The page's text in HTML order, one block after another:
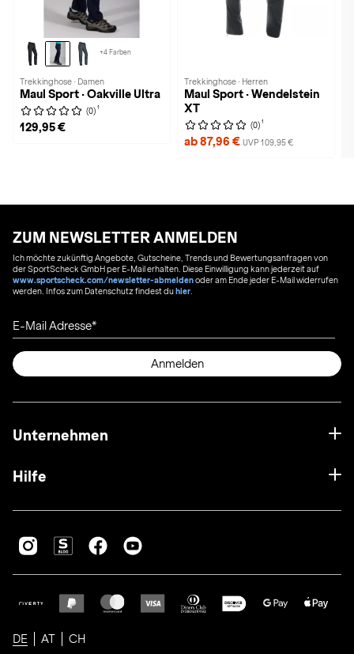
+4 Farben
Trekkinghose · Damen
Maul Sport · Oakville Ultra
(0) 1
129,95 €
Trekkinghose · Herren
Maul Sport · Wendelstein
XT
(0) 1
ab 87,96 € UVP 109,95 €
ZUM NEWSLETTER ANMELDEN
Ich möchte zukünftig Angebote, Gutscheine, Trends und Bewertungsanfragen von
der SportScheck GmbH per E-Mail erhalten. Diese Einwilligung kann jederzeit auf
www.sportscheck.com/newsletter-abmeldenoder am Ende jeder E-Mail widerrufen
werden. Infos zum Datenschutz findest duhier
E-Mail Adresse
Anmelden
Unternehmen
Hilfe
DE AT CH